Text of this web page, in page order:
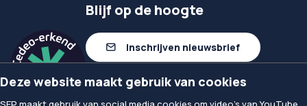
Blijf op de hoogte
Inschrijven nieuwsbrief
Volg ons op linkedIn
Deze website maakt gebruik van cookies